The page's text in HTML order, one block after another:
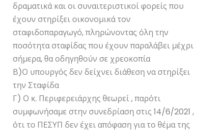
δραματικά και οι συναιτεριστικοί φορείς που
έχουν στηρίξει οικονομικά τον
σταφιδοπαραγωγό, πληρώνοντας όλη την
ποσότητα σταφίδας που έχουν παραλάβει μέχρι
σήμερα, θα οδηγηθούν σε χρεοκοπία
Β)Ο υπουργός δεν δείχνει διάθεση να στηρίξει
την Σταφίδα
Γ) Ο κ. Περιφερειάρχης θεωρεί , παρότι
συμφωνήσαμε στην συνεδρίαση στις 14/6/2021 ,
ότι το ΠΕΣΥΠ δεν έχει απόφαση για το θέμα της